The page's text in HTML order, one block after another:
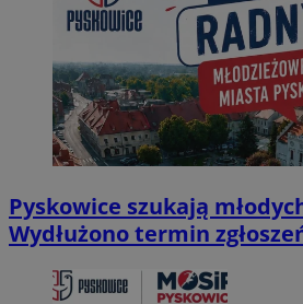
Pyskowice szukają
Wydłużono termin